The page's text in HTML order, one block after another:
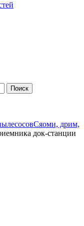
Поиск
Сяоми, дрим,
док-станции